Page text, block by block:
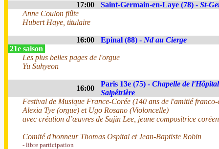
17:00 Saint-Germain-en-Laye (78) - St-
Anne Coulon flûte
Hubert Haye, titulaire
16:00 Epinal (88) - Nd au Cierge
21e saison
Les plus belles pages de l'orgue
Yu Suhyeon
16:00
Paris 13e (75) - Chapelle de
Salpêtrière
Festival de Musique France-Corée (140 ans de l'amitié franco-
Alexia Tye (orgue) et Ugo Rosano (Violoncelle)
avec création d’œuvres de Sujin Lee, jeune compositrice
Comité d'honneur Thomas Ospital et Jean-Baptiste Robin
- libre participation